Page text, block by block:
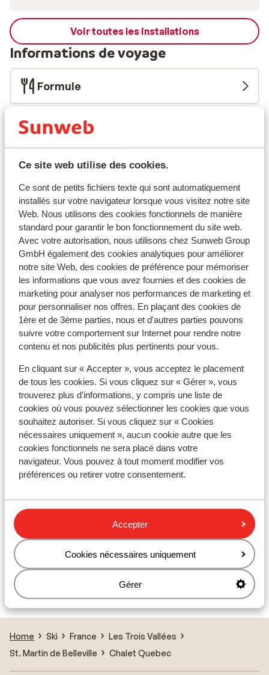
Ce site web utilise des cookies.
Ce sont de petits fichiers texte qui sont automatiquement
installés sur votre navigateur lorsque vous visitez notre site
Web. Nous utilisons des cookies fonctionnels de manière
standard pour garantir le bon fonctionnement du site web.
Avec votre autorisation, nous utilisons chez Sunweb Group
GmbH également des cookies analytiques pour améliorer
notre site Web, des cookies de préférence pour mémoriser
les informations que vous avez fournies et des cookies de
marketing pour analyser nos performances de marketing et
pour personnaliser nos offres. En plaçant des cookies de
1ère et de 3ème parties, nous et d'autres parties pouvons
suivre votre comportement sur Internet pour rendre notre
contenu et nos publicités plus pertinents pour vous.
En cliquant sur « Accepter », vous acceptez le placement
de tous les cookies. Si vous cliquez sur « Gérer », vous
trouverez plus d'informations, y compris une liste de
cookies où vous pouvez sélectionner les cookies que vous
souhaitez autoriser. Si vous cliquez sur « Cookies
nécessaires uniquement », aucun cookie autre que les
cookies fonctionnels ne sera placé dans votre
navigateur. Vous pouvez à tout moment modifier vos
préférences ou retirer votre consentement.
Accepter
Cookies nécessaires uniquement
Gérer
Voir toutes les installations
Informations de voyage
Formule
Malheureusement, il n'y a actuellement aucun avis
pour cet hébergement.
Emplacement
Afficher sur la carte
À proximité
À la périphérie
Directement sur les pistes
Forfait, cours et matériel de ski
Forfait remontées mécaniques
Cours de ski
Matériel de ski
Autres hébergements - Les Trois
Vallées
Résidence Lagrange Vacances Cybèle
Chalet Esprit des Trois Vallees
Home Ski France
Les Trois Vallées
St. Martin de Belleville
Chalet Quebec